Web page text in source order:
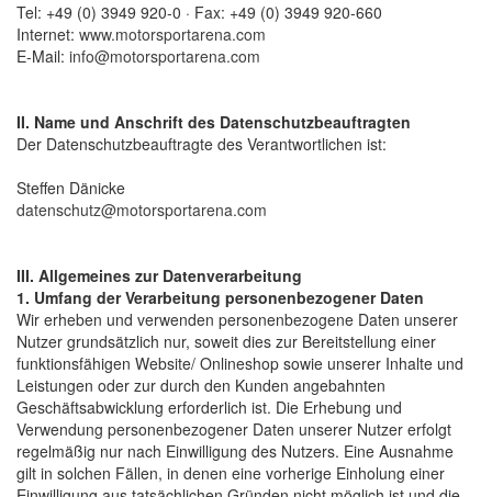
Tel: +49 (0) 3949 920-0 · Fax: +49 (0) 3949 920-660
Internet: www.motorsportarena.com
E-Mail: info@motorsportarena.com
II. Name und Anschrift des Datenschutzbeauftragten
Der Datenschutzbeauftragte des Verantwortlichen ist:
Steffen Dänicke
datenschutz@motorsportarena.com
III. Allgemeines zur Datenverarbeitung
1. Umfang der Verarbeitung personenbezogener Daten
Wir erheben und verwenden personenbezogene Daten unserer
Nutzer grundsätzlich nur, soweit dies zur Bereitstellung einer
funktionsfähigen Website/ Onlineshop sowie unserer Inhalte und
Leistungen oder zur durch den Kunden angebahnten
Geschäftsabwicklung erforderlich ist. Die Erhebung und
Verwendung personenbezogener Daten unserer Nutzer erfolgt
regelmäßig nur nach Einwilligung des Nutzers. Eine Ausnahme
gilt in solchen Fällen, in denen eine vorherige Einholung einer